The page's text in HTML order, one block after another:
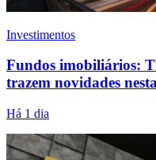
Investimentos
Fundos imobiliários:
trazem novidades
Há 1 dia